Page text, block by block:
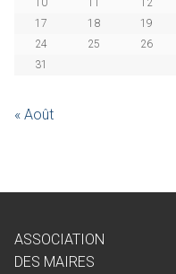
17
18 19
24
25 26
31
« Août
ASSOCIATION
DES MAIRES